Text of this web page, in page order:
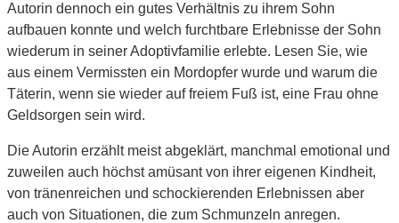
Autorin dennoch ein gutes Verhältnis zu ihrem Sohn
aufbauen konnte und welch furchtbare Erlebnisse der Sohn
wiederum in seiner Adoptivfamilie erlebte. Lesen Sie, wie
aus einem Vermissten ein Mordopfer wurde und warum die
Täterin, wenn sie wieder auf freiem Fuß ist, eine Frau ohne
Geldsorgen sein wird.
Die Autorin erzählt meist abgeklärt, manchmal emotional und
zuweilen auch höchst amüsant von ihrer eigenen Kindheit,
von tränenreichen und schockierenden Erlebnissen aber
auch von Situationen, die zum Schmunzeln anregen.